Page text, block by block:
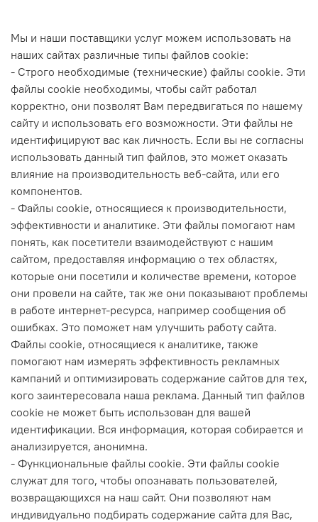
Мы и наши поставщики услуг можем использовать на
наших сайтах различные типы файлов cookie:
- Строго необходимые (технические) файлы cookie. Эти
файлы cookie необходимы, чтобы сайт работал
корректно, они позволят Вам передвигаться по нашему
сайту и использовать его возможности. Эти файлы не
идентифицируют вас как личность. Если вы не согласны
использовать данный тип файлов, это может оказать
влияние на производительность веб-сайта, или его
компонентов.
- Файлы cookie, относящиеся к производительности,
эффективности и аналитике. Эти файлы помогают нам
понять, как посетители взаимодействуют с нашим
сайтом, предоставляя информацию о тех областях,
которые они посетили и количестве времени, которое
они провели на сайте, так же они показывают проблемы
в работе интернет-ресурса, например сообщения об
ошибках. Это поможет нам улучшить работу сайта.
Файлы cookie, относящиеся к аналитике, также
помогают нам измерять эффективность рекламных
кампаний и оптимизировать содержание сайтов для тех,
кого заинтересовала наша реклама. Данный тип файлов
cookie не может быть использован для вашей
идентификации. Вся информация, которая собирается и
анализируется, анонимна.
- Функциональные файлы cookie. Эти файлы cookie
служат для того, чтобы опознавать пользователей,
возвращающихся на наш сайт. Они позволяют нам
индивидуально подбирать содержание сайта для Вас,